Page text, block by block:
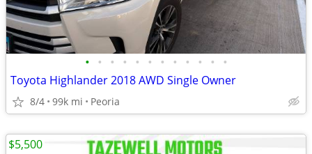
• • • • • • • • • • • •
Toyota Highlander 2018 AWD Single Owner
8/4 99k mi Peoria
$5,500